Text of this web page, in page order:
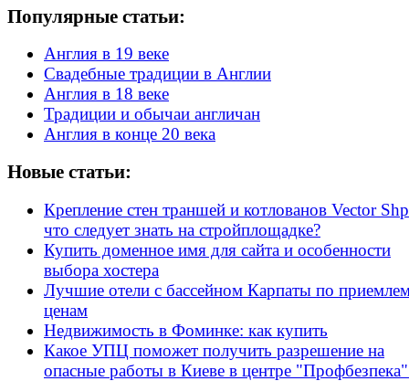
Популярные статьи:
Англия в 19 веке
Свадебные традиции в Англии
Англия в 18 веке
Традиции и обычаи англичан
Англия в конце 20 века
Новые статьи:
Крепление стен траншей и котлованов Vector
что следует знать на стройплощадке?
Купить доменное имя для сайта и особенности
выбора хостера
Лучшие отели с бассейном Карпаты по
ценам
Недвижимость в Фоминке: как купить
Какое УПЦ поможет получить разрешение на
опасные работы в Киеве в центре